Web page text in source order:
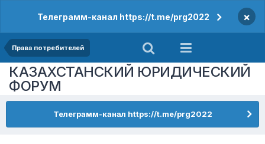
Телеграмм-канал https://t.me/prg2022 ×
Права потребителей
КАЗАХСТАНСКИЙ ЮРИДИЧЕСКИЙ
ФОРУМ
Телеграмм-канал https://t.me/prg2022